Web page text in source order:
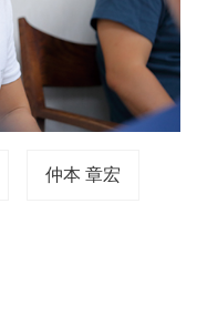
仲本 章宏